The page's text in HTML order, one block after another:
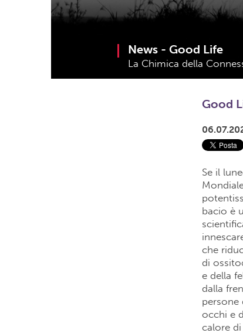
News - Good Life
La Chimica della
Good
Se il
bacio è
che
di
e della
dalla
persone
occhi e
calore